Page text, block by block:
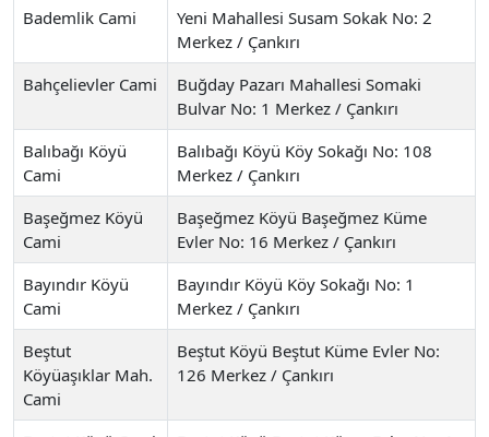
Bademlik Cami
Yeni Mahallesi Susam Sokak No: 2
Merkez / Çankırı
Bahçelievler Cami
Buğday Pazarı Mahallesi Somaki
Bulvar No: 1 Merkez / Çankırı
Balıbağı Köyü
Cami
Balıbağı Köyü Köy Sokağı No: 108
Merkez / Çankırı
Başeğmez Köyü
Cami
Başeğmez Köyü Başeğmez Küme
Evler No: 16 Merkez / Çankırı
Bayındır Köyü
Cami
Bayındır Köyü Köy Sokağı No: 1
Merkez / Çankırı
Beştut
Köyüaşıklar Mah.
Cami
Beştut Köyü Beştut Küme Evler No:
126 Merkez / Çankırı